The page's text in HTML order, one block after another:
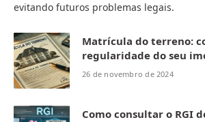
evitando futuros problemas legais.
Matrícula do terreno:
regularidade do seu
26 de novembro de 2024
Como consultar o RGI